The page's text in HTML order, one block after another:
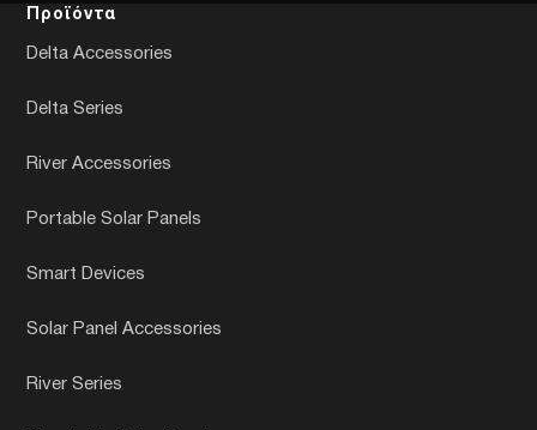
Προϊόντα
Delta Accessories
Delta Series
River Accessories
Portable Solar Panels
Smart Devices
Solar Panel Accessories
River Series